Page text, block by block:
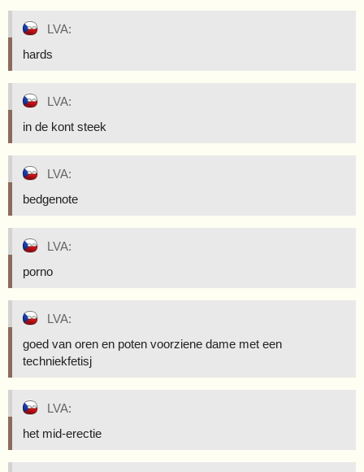
LVA:
hards
LVA:
in de kont steek
LVA:
bedgenote
LVA:
porno
LVA:
goed van oren en poten voorziene dame met een
techniekfetisj
LVA:
het mid-erectie